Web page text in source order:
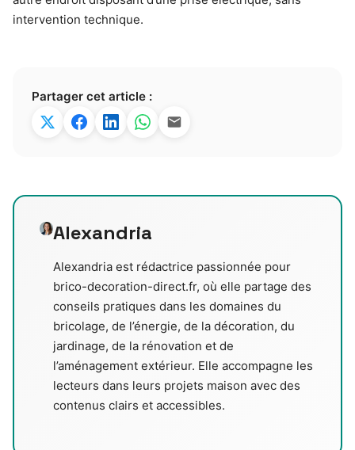
intervention technique.
Partager cet article :
Alexandria
Alexandria est rédactrice passionnée pour
brico-decoration-direct.fr, où elle partage des
conseils pratiques dans les domaines du
bricolage, de l’énergie, de la décoration, du
jardinage, de la rénovation et de
l’aménagement extérieur. Elle accompagne les
lecteurs dans leurs projets maison avec des
contenus clairs et accessibles.